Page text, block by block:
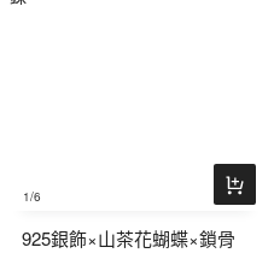
1/6
925銀飾×山茶花蝴蝶×鎖骨